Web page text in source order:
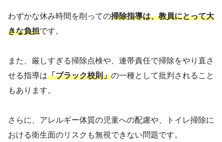
わずかな休み時間を削っての掃除指導は、教員にとって大
きな負担です。
また、厳しすぎる掃除点検や、連帯責任で掃除をやり直さ
せる指導は「ブラック校則」の一種として批判されること
もあります。
さらに、アレルギー体質の児童への配慮や、トイレ掃除に
おける衛生面のリスクも無視できない問題です。